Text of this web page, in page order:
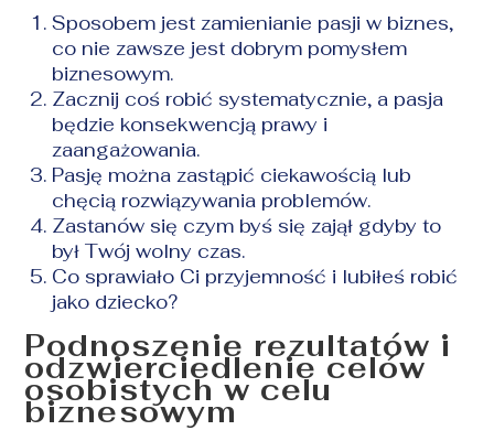
Sposobem jest zamienianie pasji w biznes,
co nie zawsze jest dobrym pomysłem
biznesowym.
Zacznij coś robić systematycznie, a pasja
będzie konsekwencją prawy i
zaangażowania.
Pasję można zastąpić ciekawością lub
chęcią rozwiązywania problemów.
Zastanów się czym byś się zajął gdyby to
był Twój wolny czas.
Co sprawiało Ci przyjemność i lubiłeś robić
jako dziecko?
Podnoszenie rezultatów i
odzwierciedlenie celów
osobistych w celu
biznesowym